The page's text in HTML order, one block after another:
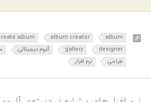
album
album creator
album
designer
gallery آلبوم دیجیتالی
طراحی
نرم افزار